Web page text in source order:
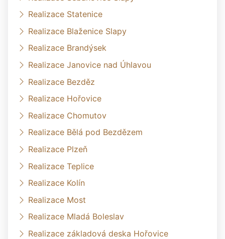
Realizace Statenice
Realizace Blaženice Slapy
Realizace Brandýsek
Realizace Janovice nad Úhlavou
Realizace Bezděz
Realizace Hořovice
Realizace Chomutov
Realizace Bělá pod Bezdězem
Realizace Plzeň
Realizace Teplice
Realizace Kolín
Realizace Most
Realizace Mladá Boleslav
Realizace základová deska Hořovice